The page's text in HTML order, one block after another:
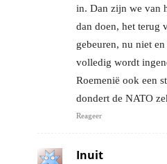
in. Dan zijn we van
dan doen, het terug
gebeuren, nu niet
volledig wordt
Roemenië ook een
dondert de NATO
Reageer
Inuit